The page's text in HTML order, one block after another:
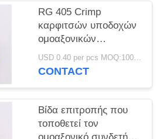
RG 405 Crimp
καρφιτσών υποδοχών
ομοαξονικών
συνδετήρων SMA/
θηλυκών συνδετήρων
USD 0.40 per pcs MOQ:1000 κομμάτια
CONTACT
Βίδα επιτροπής που
τοποθετεί τον
ομοαξονικό συνδετήρα